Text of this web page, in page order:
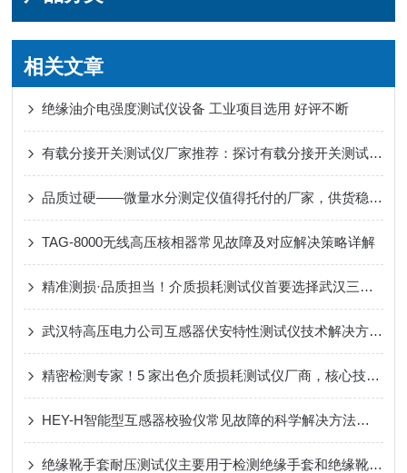
相关文章
绝缘油介电强度测试仪设备 工业项目选用 好评不断
有载分接开关测试仪厂家推荐：探讨有载分接开关测试仪的集成测试能力
品质过硬——微量水分测定仪值得托付的厂家，供货稳、售后好、口碑佳
TAG-8000无线高压核相器常见故障及对应解决策略详解
精准测损·品质担当！介质损耗测试仪首要选择武汉三大企业
武汉特高压电力公司互感器伏安特性测试仪技术解决方案与行业应用
精密检测专家！5 家出色介质损耗测试仪厂商，核心技术先行同行
HEY-H智能型互感器校验仪常见故障的科学解决方法分享
绝缘靴手套耐压测试仪主要用于检测绝缘手套和绝缘靴的耐压性能